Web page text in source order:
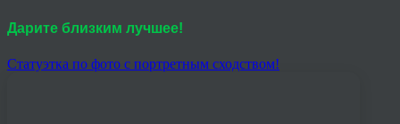
Дарите близким лучшее!
Статуэтка по фото с портретным сходством!